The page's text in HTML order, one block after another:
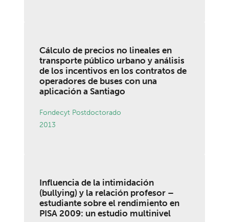
Cálculo de precios no lineales en
transporte público urbano y análisis
de los incentivos en los contratos de
operadores de buses con una
aplicación a Santiago
Fondecyt Postdoctorado
2013
Influencia de la intimidación
(bullying) y la relación profesor –
estudiante sobre el rendimiento en
PISA 2009: un estudio multinivel